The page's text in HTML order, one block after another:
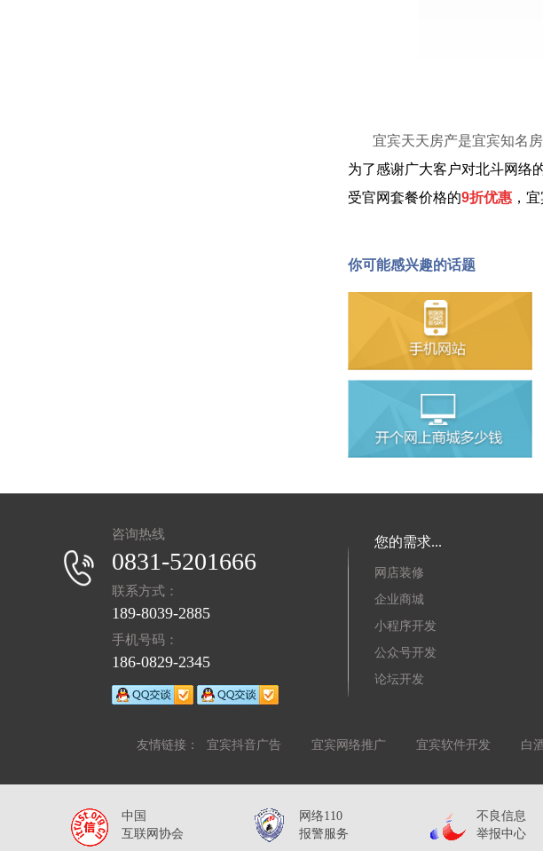
宜宾天天房产是宜宾知名房
为了感谢广大客户对北斗网络
受官网套餐价格的9折优惠 ， 宜
你可能感兴趣的话题
咨询热线
0831-5201666
联系方式：
189-8039-2885
手机号码：
186-0829-2345
您的需求...
网店装修
企业商城
小程序开发
公众号开发
论坛开发
友情链接： 宜宾抖音广告 宜宾网络推广 宜宾软件开发 白
中国
互联网协会
网络110
报警服务
不良信息
举报中心